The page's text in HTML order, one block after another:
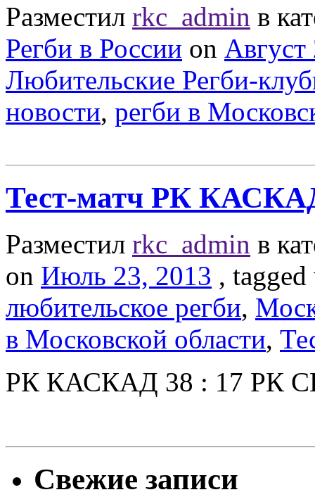
Разместил rkc_admin в
Регби в России on
Любительские Регби-
новости, регби в
Тест-матч РК
Разместил rkc_admin в
on Июль 23, 2013 ,
любительское регби,
в Московской области,
РК КАСКАД 38 : 17 РК
Свежие записи